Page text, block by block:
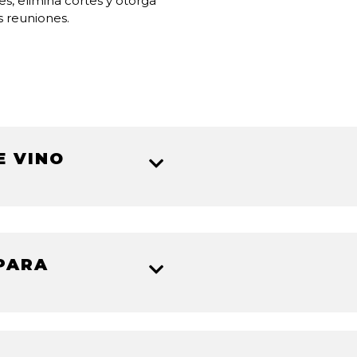
reuniones.
VINO
¡ya solo nos queda apelar a